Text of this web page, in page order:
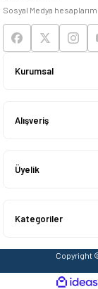
Sosyal Medya
Kurumsal
Alışveriş
Üyelik
Kategoriler
Copyright